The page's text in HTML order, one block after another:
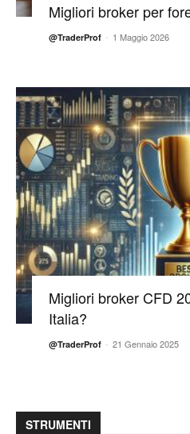
Migliori broker per
@TraderProf - 1 Maggio 2026
Migliori broker CFD
Italia?
@TraderProf - 21 Gennaio 2025
STRUMENTI